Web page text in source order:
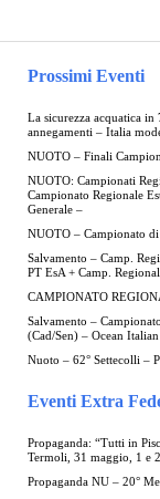
Prossimi Eventi
La sicurezza acquatica
annegamenti – Italia
NUOTO – Finali
NUOTO: Campionati
Campionato Regionale
Generale –
NUOTO – Campionato di
Salvamento – Camp.
PT EsA + Camp.
CAMPIONATO
Salvamento –
(Cad/Sen) – Ocean
Nuoto – 62° Settecolli –
Eventi Extra
Propaganda: “Tutti in
Termoli, 31 maggio, 1 e
Propaganda NU – 20°